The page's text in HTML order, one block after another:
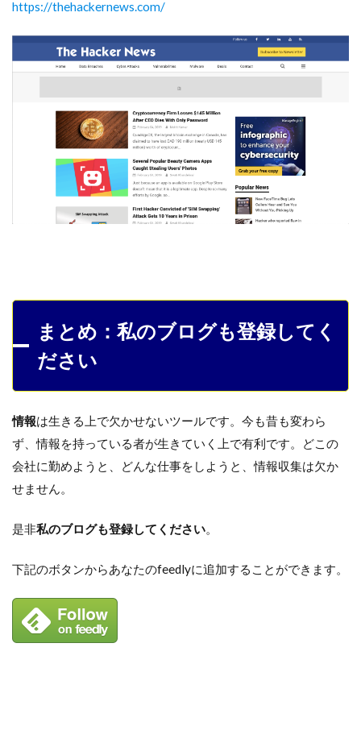
https://thehackernews.com/
まとめ：私のブログも登録してく
ださい
情報は生きる上で欠かせないツールです。今も昔も変わら
ず、情報を持っている者が生きていく上で有利です。どこの
会社に勤めようと、どんな仕事をしようと、情報収集は欠か
せません。
是非私のブログも登録してください。
下記のボタンからあなたのfeedlyに追加することができます。